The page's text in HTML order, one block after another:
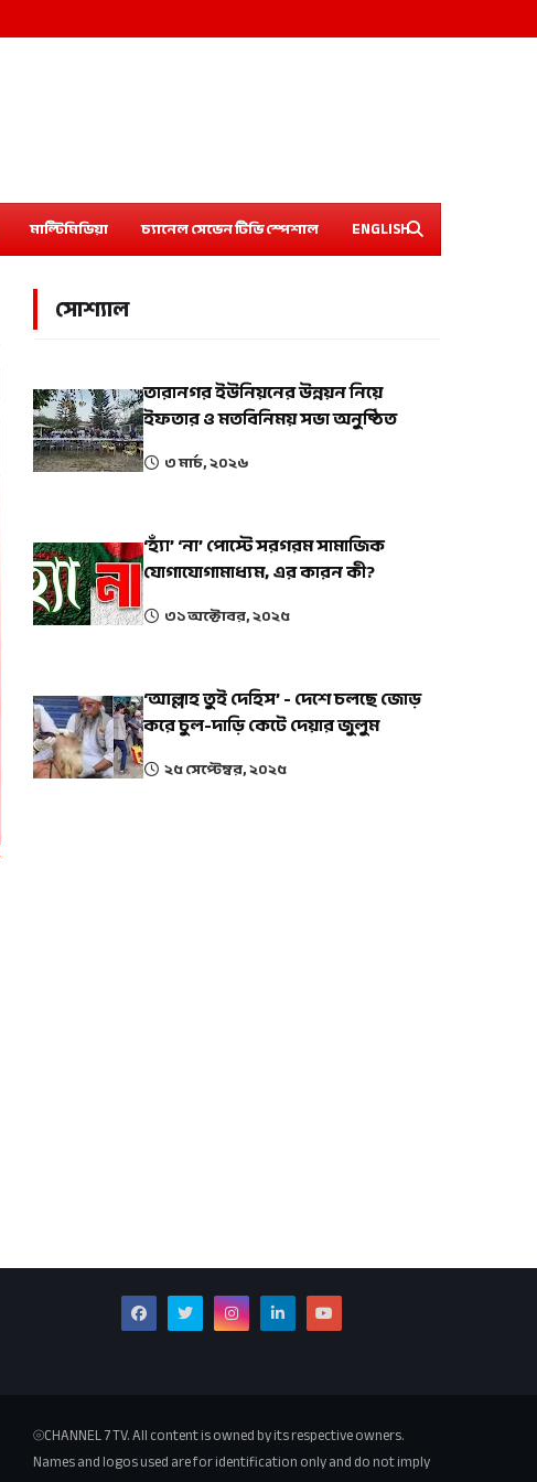
মাল্টিমিডিয়া চ্যানেল সেভেন টিভি স্পেশাল ENGLISH
সোশ্যাল
তারানগর ইউনিয়নের উন্নয়ন নিয়ে
ইফতার ও মতবিনিময় সভা অনুষ্ঠিত
৩ মার্চ, ২০২৬
‘হ্যাঁ’ ‘না’ পোস্টে সরগরম সামাজিক
যোগাযোগামাধ্যম, এর কারন কী?
৩১ অক্টোবর, ২০২৫
‘আল্লাহ তুই দেহিস’ - দেশে চলছে জোড়
করে চুল-দাড়ি কেটে দেয়ার জুলুম
২৫ সেপ্টেম্বর, ২০২৫
⦾CHANNEL 7 TV. All content is owned by its respective owners.
Names and logos used are for identification only and do not imply